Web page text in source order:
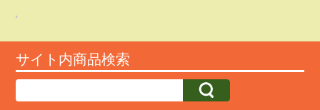
サイト内商品検索